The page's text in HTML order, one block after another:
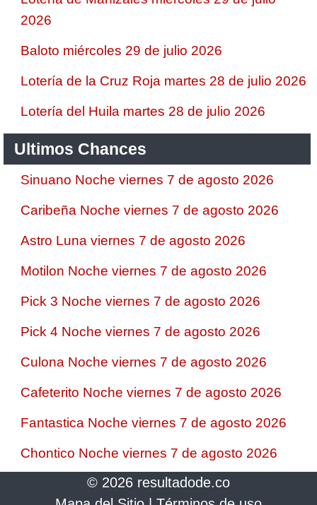
2026
Baloto miércoles 29 de julio 2026
Lotería de la Cruz Roja martes 28 de julio 2026
Lotería del Huila martes 28 de julio 2026
Ultimos Chances
Sinuano Noche viernes 7 de agosto 2026
Caribeña Noche viernes 7 de agosto 2026
Astro Luna viernes 7 de agosto 2026
Motilon Noche viernes 7 de agosto 2026
Pick 3 Noche viernes 7 de agosto 2026
Pick 4 Noche viernes 7 de agosto 2026
Culona Noche viernes 7 de agosto 2026
Cafeterito Noche viernes 7 de agosto 2026
Fantastica Noche viernes 7 de agosto 2026
Chontico Noche viernes 7 de agosto 2026
© 2026 resultadode.co